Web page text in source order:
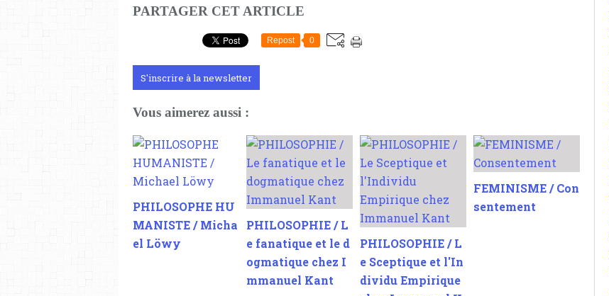
PARTAGER CET ARTICLE
Repost 0
S'inscrire à la newsletter
Vous aimerez aussi :
PHILOSOPHE HU
MANISTE / Micha
el Löwy
PHILOSOPHIE / L
e fanatique et le d
ogmatique chez I
mmanuel Kant
PHILOSOPHIE / L
e Sceptique et l'In
dividu Empirique
FEMINISME / Con
sentement